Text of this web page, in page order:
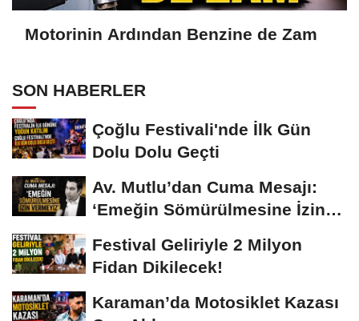
Motorinin Ardından Benzine de Zam
SON HABERLER
Çoğlu Festivali'nde İlk Gün
Dolu Dolu Geçti
Av. Mutlu’dan Cuma Mesajı:
‘Emeğin Sömürülmesine İzin
Festival Geliriyle 2 Milyon
Fidan Dikilecek!
Karaman’da Motosiklet Kazası